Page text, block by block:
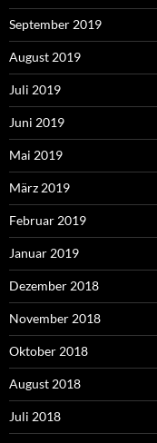
September 2019
August 2019
Juli 2019
Juni 2019
Mai 2019
März 2019
Februar 2019
Januar 2019
Dezember 2018
November 2018
Oktober 2018
August 2018
Juli 2018